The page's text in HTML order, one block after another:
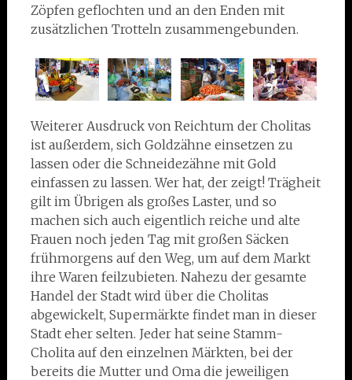
Zöpfen geflochten und an den Enden mit
zusätzlichen Trotteln zusammengebunden.
Weiterer Ausdruck von Reichtum der Cholitas
ist außerdem, sich Goldzähne einsetzen zu
lassen oder die Schneidezähne mit Gold
einfassen zu lassen. Wer hat, der zeigt! Trägheit
gilt im Übrigen als großes Laster, und so
machen sich auch eigentlich reiche und alte
Frauen noch jeden Tag mit großen Säcken
frühmorgens auf den Weg, um auf dem Markt
ihre Waren feilzubieten. Nahezu der gesamte
Handel der Stadt wird über die Cholitas
abgewickelt, Supermärkte findet man in dieser
Stadt eher selten. Jeder hat seine Stamm-
Cholita auf den einzelnen Märkten, bei der
bereits die Mutter und Oma die jeweiligen